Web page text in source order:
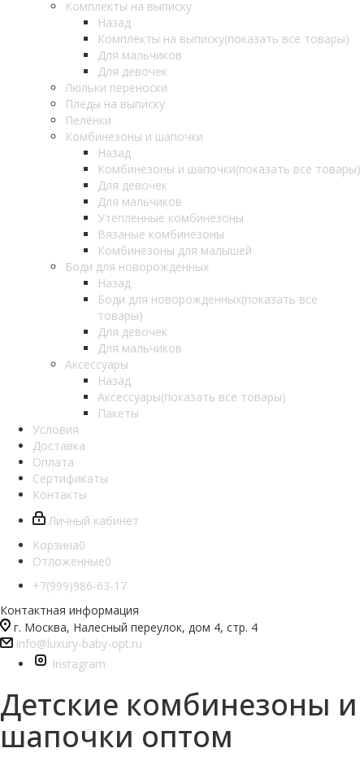
Комплекты на выписку
Назад
Комплекты на выписку(показать все товары)
Для мальчиков
Для девочек
Люльки переноски
Пледы на выписку
Пелёнки
Комбинезоны и шапочки
Назад
Комбинезоны и шапочки(показать все товары)
Для девочек
Для мальчиков
Утепленные комбинезоны
Вязаные комбинезоны
Комбинезоны для малышей
Боди для новорожденных
Назад
Боди для новорожденных(показать все
товары)
Для девочек
Для мальчиков
Аксессуары
Назад
Аксессуары(показать все товары)
Пакеты
Условия
Доставка
Оплата
Сертификаты
Контакты
Личный кабинет
Корзина0
Отложенные0
+7(999)986-63-17
Контактная информация
г. Москва, Налесный переулок, дом 4, стр. 4
info@luxury-baby-opt.ru
Instagram
Детские комбинезоны и
шапочки оптом